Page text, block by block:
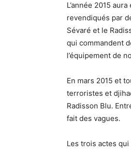
L’année 2015
revendiqués par
Sévaré et le
qui commandent
l’équipement de
En mars 2015 et
terroristes et
Radisson Blu.
fait des vagues.
Les trois actes